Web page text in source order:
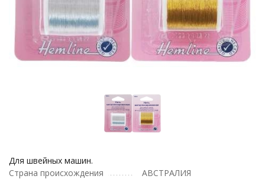
Для швейных машин.
Страна происхождения
АВСТРАЛИЯ